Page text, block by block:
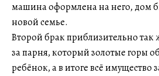
машина оформлена на него, дом
новой семье.
Второй брак приблизительно
за парня, который золотые горы
ребёнок, а в итоге всё имущество